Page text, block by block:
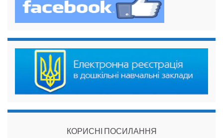
КОРИСНІ ПОСИЛАННЯ